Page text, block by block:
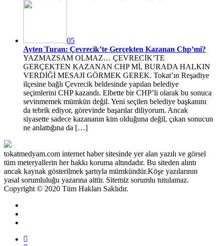
05
Ayten Turan: Çevrecik’te Gerçekten Kazanan Chp’mi?
YAZMAZSAM OLMAZ… ÇEVRECİK’TE
GERÇEKTEN KAZANAN CHP Mİ, BURADA HALKIN
VERDİĞİ MESAJI GÖRMEK GEREK. Tokat’ın Reşadiye
ilçesine bağlı Çevrecik beldesinde yapılan belediye
seçimlerini CHP kazandı. Elbette bir CHP’li olarak bu sonuca
sevinmemek mümkün değil. Yeni seçilen belediye başkanını
da tebrik ediyor, görevinde başarılar diliyorum. Ancak
siyasette sadece kazananın kim olduğuna değil, çıkan sonucun
ne anlattığına da […]
tokatmedyam.com internet haber sitesinde yer alan yazılı ve görsel
tüm meteryallerin her hakkı koruma altındadır. Bu siteden alıntı
ancak kaynak gösterilmek şartıyla mümkündür.Köşe yazılarının
yasal sorumluluğu yazarına aittir. Sitemiz sorumlu tutulamaz.
Copyright © 2020 Tüm Hakları Saklıdır.